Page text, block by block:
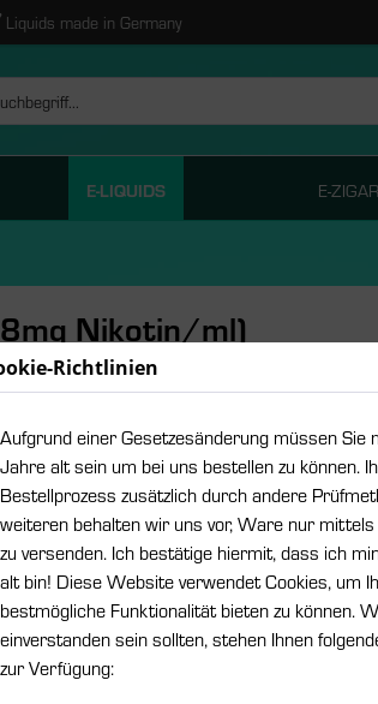
Liquids made in Germany
E-LIQUIDS E-
Nikotin/ml)
Richtlinien
Aufgrund einer Gesetzesänderung müssen Sie
Jahre alt sein um bei uns bestellen zu können.
Bestellprozess zusätzlich durch andere
weiteren behalten wir uns vor, Ware nur
zu versenden. Ich bestätige hiermit, dass ich
alt bin! Diese Website verwendet Cookies, um
bestmögliche Funktionalität bieten zu können.
einverstanden sein sollten, stehen Ihnen
zur Verfügung: